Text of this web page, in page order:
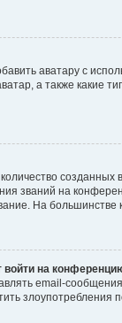
аватару с
а также какие
званий на
На
войти на
email-
злоупотребления